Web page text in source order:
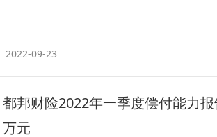
2022-09-23
都邦财险2022年一季度偿付能力
万元